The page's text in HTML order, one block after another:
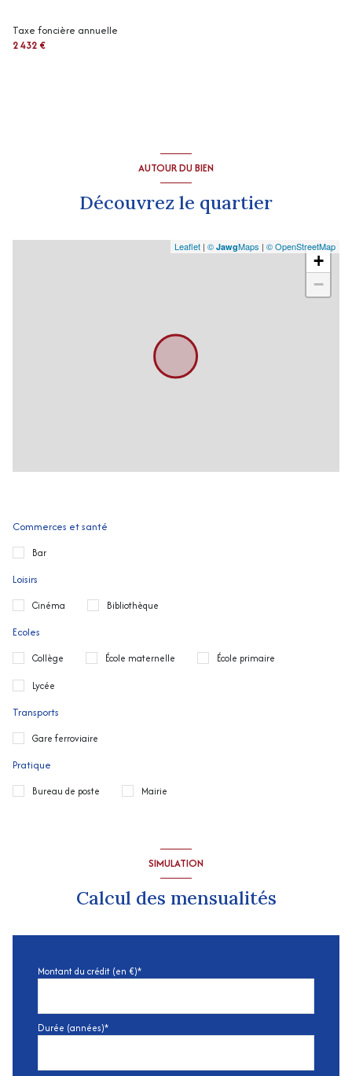
vue Campagne
Taxe foncière annuelle
2 432 €
AUTOUR DU BIEN
Découvrez le quartier
+
−
Leaflet | © JawgMaps | © OpenStreetMap
Commerces et santé
Bar
Loisirs
Cinéma Bibliothèque
Ecoles
Collège École maternelle École primaire
Lycée
Transports
Gare ferroviaire
Pratique
Bureau de poste Mairie
SIMULATION
Calcul des mensualités
Montant du crédit (en €)*
Durée (années)*